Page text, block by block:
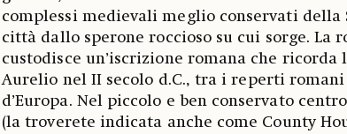
complessi medievali meglio conservati della
città dallo sperone roccioso su cui sorge. La
custodisce un’iscrizione romana che ricorda
Aurelio nel II secolo d.C., tra i reperti
d’Europa. Nel piccolo e ben conservato
(la troverete indicata anche come County